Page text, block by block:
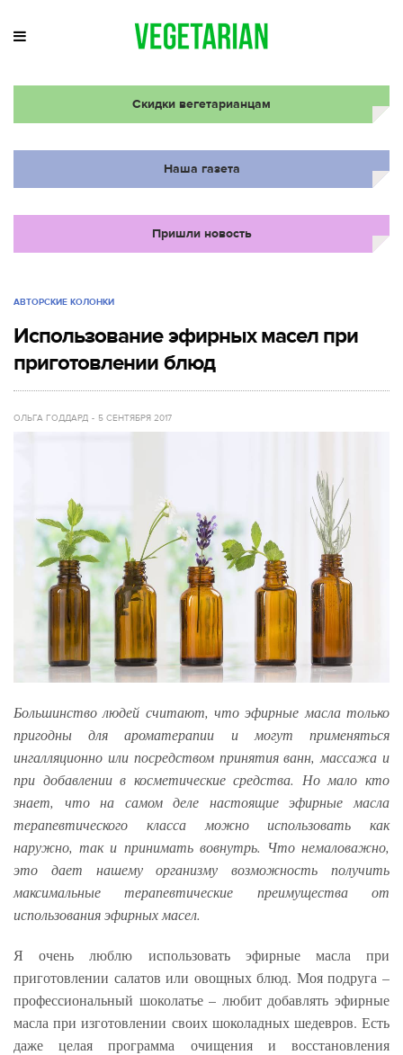
Скидки вегетарианцам
Наша газета
Пришли новость
АВТОРСКИЕ КОЛОНКИ
Использование эфирных масел при
приготовлении блюд
ОЛЬГА ГОДДАРД 5 СЕНТЯБРЯ 2017
Большинство людей считают, что эфирные масла только
пригодны для ароматерапии и могут применяться
ингалляционно или посредством принятия ванн, массажа и
при добавлении в косметические средства. Но мало кто
знает, что на самом деле настоящие эфирные масла
терапевтического класса можно использовать как
наружно, так и принимать вовнутрь. Что немаловажно,
это дает нашему организму возможность получить
максимальные терапевтические преимущества от
использования эфирных масел.
Я очень люблю использовать эфирные масла при
приготовлении салатов или овощных блюд. Моя подруга –
профессиональный шоколатье – любит добавлять эфирные
масла при изготовлении своих шоколадных шедевров. Есть
даже целая программа очищения и восстановления